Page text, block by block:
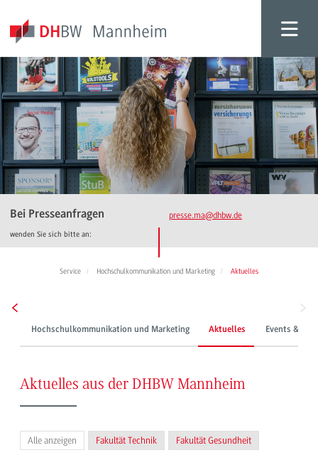
Bei Presseanfragen
wenden Sie sich bitte an:
presse.ma@dhbw.de
Service Hochschulkommunikation und Marketing Aktuelles
Hochschulkommunikation und Marketing Aktuelles Events &
Aktuelles aus der DHBW Mannheim
Alle anzeigen Fakultät Technik Fakultät Gesundheit